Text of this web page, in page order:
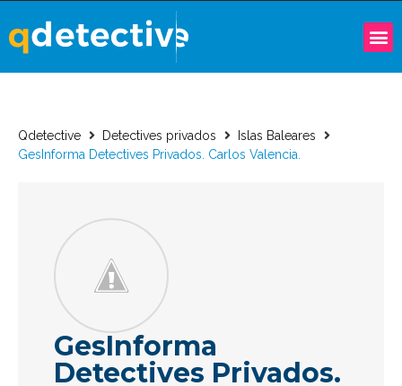
Qdetective Detectives privados
Islas Baleares
GesInforma Detectives Privados. Carlos Valencia.
GesInforma
Detectives Privados.